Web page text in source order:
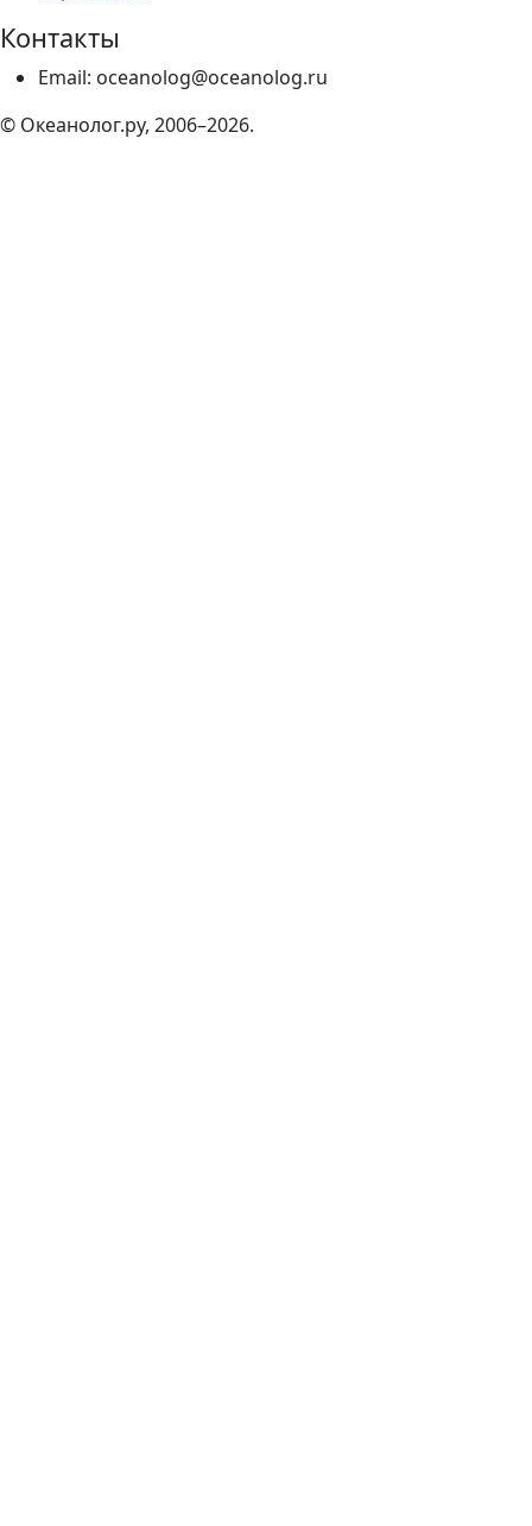
Контакты
Email: oceanolog@oceanolog.ru
© Океанолог.ру, 2006–2026.